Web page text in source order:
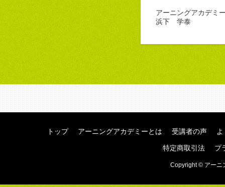
アーニングアカデミ
浜下 学泰
トップ アーニングアカデミーとは 受講者の声
特定商取引法 プ
Copyright © アーニ